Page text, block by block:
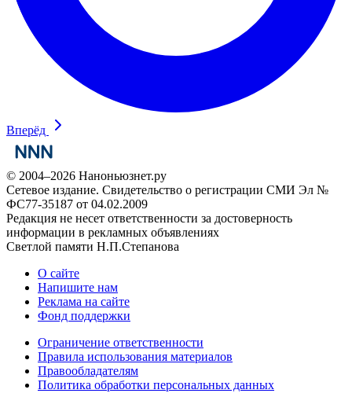
Вперёд
© 2004–2026 Наноньюзнет.ру
Сетевое издание. Свидетельство о регистрации СМИ Эл №
ФС77-35187 от 04.02.2009
Редакция не несет ответственности за достоверность
информации в рекламных объявлениях
Светлой памяти Н.П.Степанова
О сайте
Напишите нам
Реклама на сайте
Фонд поддержки
Ограничение ответственности
Правила использования материалов
Правообладателям
Политика обработки персональных данных